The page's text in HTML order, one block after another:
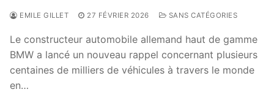
EMILE GILLET 27 FÉVRIER 2026 SANS CATÉGORIES
Le constructeur automobile allemand haut de gamme
BMW a lancé un nouveau rappel concernant plusieurs
centaines de milliers de véhicules à travers le monde
en…